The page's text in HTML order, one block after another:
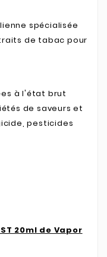
spécialisée
de tabac pour
à l'état brut
de saveurs et
pesticides
20ml de Vapor